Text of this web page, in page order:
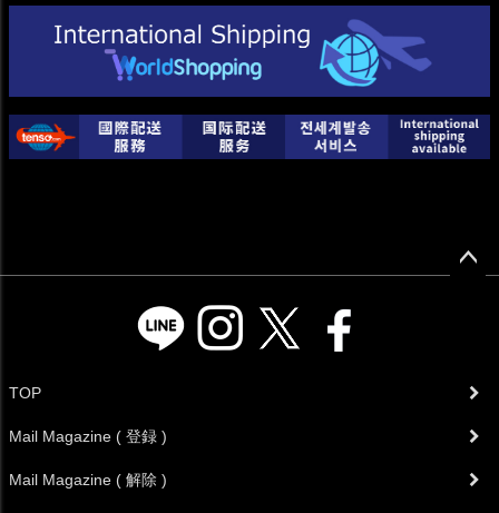
TOP
Mail Magazine ( 登録 )
Mail Magazine ( 解除 )